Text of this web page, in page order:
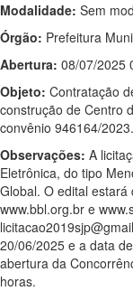
Modalidade: Sem
Órgão: Prefeitura
Abertura: 08/07/2025
Objeto: Contratação
construção de Centro
convênio 946164/2023.
Observações: A
Eletrônica, do tipo
Global. O edital
www.bbl.org.br e
20/06/2025 e a data
abertura da
horas.